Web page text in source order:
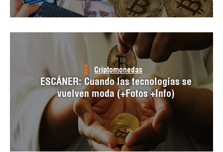
Criptomonedas
ESCÁNER: Cuando las tecnologías se
vuelven moda (+Fotos +Info)